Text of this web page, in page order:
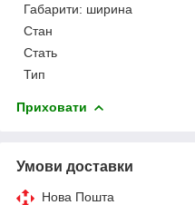
Габарити: ширина
Стан
Стать
Тип
Приховати
Умови доставки
Нова Пошта